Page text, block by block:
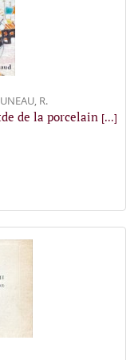
R.
de la porcelain [...]